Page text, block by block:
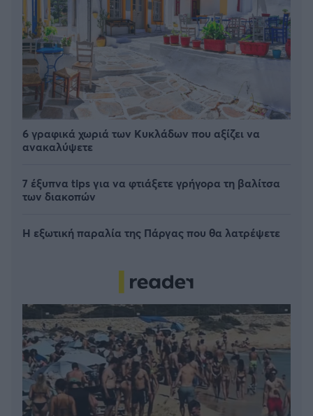
6 γραφικά χωριά των Κυκλάδων που αξίζει να
ανακαλύψετε
7 έξυπνα tips για να φτιάξετε γρήγορα τη βαλίτσα
των διακοπών
Η εξωτική παραλία της Πάργας που θα λατρέψετε